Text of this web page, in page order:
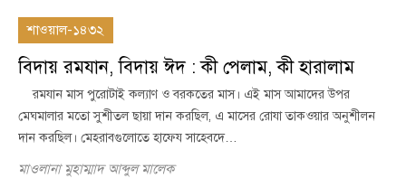
শাওয়াল-১৪৩২
বিদায় রমযান, বিদায় ঈদ : কী পেলাম, কী হারালাম
রমযান মাস পুরোটাই কল্যাণ ও বরকতের মাস। এই মাস আমাদের উপর
মেঘমালার মতো সুশীতল ছায়া দান করছিল, এ মাসের রোযা তাকওয়ার অনুশীলন
দান করছিল। মেহরাবগুলোতে হাফেয সাহেবদে…
মাওলানা মুহাম্মাদ আব্দুল মালেক